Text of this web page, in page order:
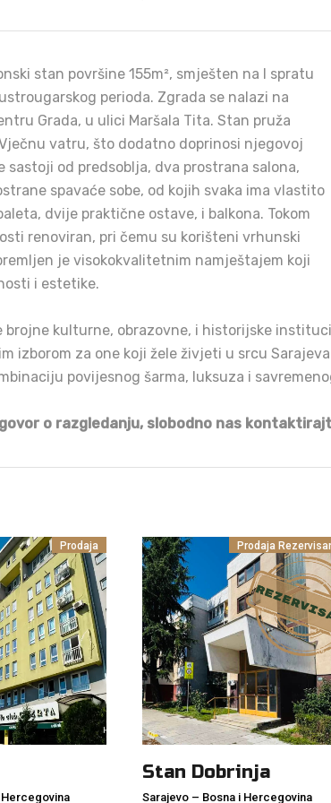
stan površine 155m², smješten na I spratu
perioda. Zgrada se nalazi na
Grada, u ulici Maršala Tita. Stan pruža
vatru, što dodatno doprinosi njegovoj
sastoji od predsoblja, dva prostrana salona,
spavaće sobe, od kojih svaka ima vlastito
dvije praktične ostave, i balkona. Tokom
renoviran, pri čemu su korišteni vrhunski
je visokokvalitetnim namještajem koji
i estetike.
brojne kulturne, obrazovne, i historijske
izborom za one koji žele živjeti u srcu
povijesnog šarma, luksuza i
o razgledanju, slobodno nas
Prodaja
Hercegovina
Prodaja
Stan Dobrinja
Sarajevo – Bosna i Hercegovina